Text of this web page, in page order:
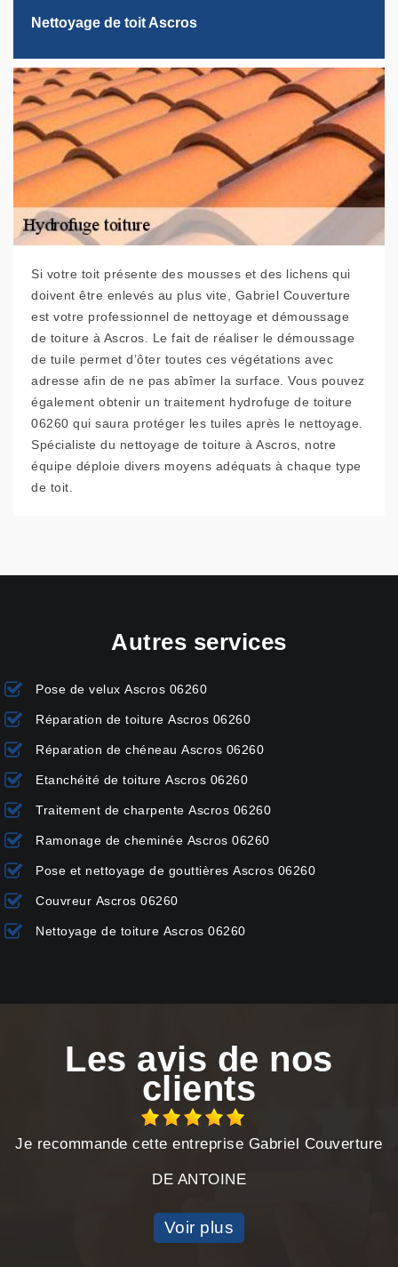
Nettoyage de toit Ascros
Si votre toit présente des mousses et des lichens qui
doivent être enlevés au plus vite, Gabriel Couverture
est votre professionnel de nettoyage et démoussage
de toiture à Ascros. Le fait de réaliser le démoussage
de tuile permet d’ôter toutes ces végétations avec
adresse afin de ne pas abîmer la surface. Vous pouvez
également obtenir un traitement hydrofuge de toiture
06260 qui saura protéger les tuiles après le nettoyage.
Spécialiste du nettoyage de toiture à Ascros, notre
équipe déploie divers moyens adéquats à chaque type
de toit.
Autres services
Pose de velux Ascros 06260
Réparation de toiture Ascros 06260
Réparation de chéneau Ascros 06260
Etanchéité de toiture Ascros 06260
Traitement de charpente Ascros 06260
Ramonage de cheminée Ascros 06260
Pose et nettoyage de gouttières Ascros 06260
Couvreur Ascros 06260
Nettoyage de toiture Ascros 06260
Les avis de nos
clients
Je recommande cette entreprise Gabriel Couverture
DE ANTOINE
Voir plus